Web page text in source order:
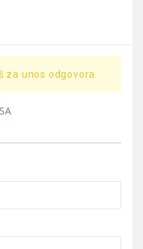
za unos odgovora.